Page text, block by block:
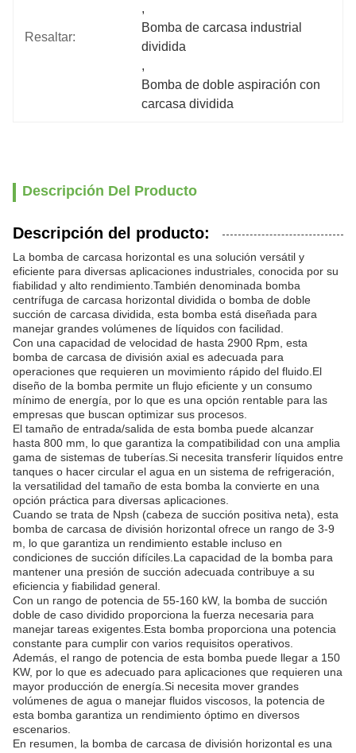
Resaltar:
,
Bomba de carcasa industrial
dividida
,
Bomba de doble aspiración con
carcasa dividida
Descripción Del Producto
Descripción del producto:
La bomba de carcasa horizontal es una solución versátil y
eficiente para diversas aplicaciones industriales, conocida por su
fiabilidad y alto rendimiento.También denominada bomba
centrífuga de carcasa horizontal dividida o bomba de doble
succión de carcasa dividida, esta bomba está diseñada para
manejar grandes volúmenes de líquidos con facilidad.
Con una capacidad de velocidad de hasta 2900 Rpm, esta
bomba de carcasa de división axial es adecuada para
operaciones que requieren un movimiento rápido del fluido.El
diseño de la bomba permite un flujo eficiente y un consumo
mínimo de energía, por lo que es una opción rentable para las
empresas que buscan optimizar sus procesos.
El tamaño de entrada/salida de esta bomba puede alcanzar
hasta 800 mm, lo que garantiza la compatibilidad con una amplia
gama de sistemas de tuberías.Si necesita transferir líquidos entre
tanques o hacer circular el agua en un sistema de refrigeración,
la versatilidad del tamaño de esta bomba la convierte en una
opción práctica para diversas aplicaciones.
Cuando se trata de Npsh (cabeza de succión positiva neta), esta
bomba de carcasa de división horizontal ofrece un rango de 3-9
m, lo que garantiza un rendimiento estable incluso en
condiciones de succión difíciles.La capacidad de la bomba para
mantener una presión de succión adecuada contribuye a su
eficiencia y fiabilidad general.
Con un rango de potencia de 55-160 kW, la bomba de succión
doble de caso dividido proporciona la fuerza necesaria para
manejar tareas exigentes.Esta bomba proporciona una potencia
constante para cumplir con varios requisitos operativos.
Además, el rango de potencia de esta bomba puede llegar a 150
KW, por lo que es adecuado para aplicaciones que requieren una
mayor producción de energía.Si necesita mover grandes
volúmenes de agua o manejar fluidos viscosos, la potencia de
esta bomba garantiza un rendimiento óptimo en diversos
escenarios.
En resumen, la bomba de carcasa de división horizontal es una